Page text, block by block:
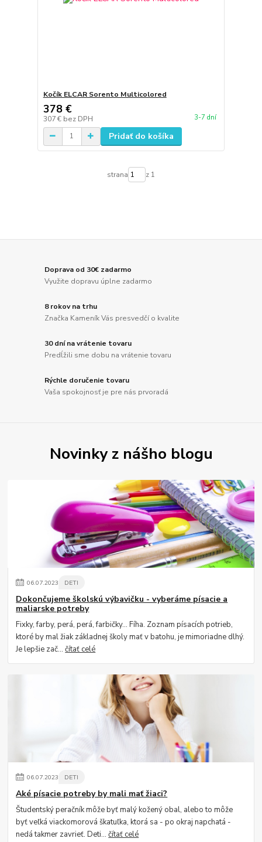
Kočík ELCAR Sorento Multicolored
378 €
307 € bez DPH 3-7 dní
Pridať do košíka
strana z 1
Doprava od 30€ zadarmo
Využite dopravu úplne zadarmo
8 rokov na trhu
Značka Kameník Vás presvedčí o kvalite
30 dní na vrátenie tovaru
Predĺžili sme dobu na vrátenie tovaru
Rýchle doručenie tovaru
Vaša spokojnosť je pre nás prvoradá
Novinky z nášho blogu
06.07.2023 DETI
Dokončujeme školskú výbavičku - vyberáme písacie a
maliarske potreby
Fixky, farby, perá, perá, farbičky... Fíha. Zoznam písacích potrieb,
ktoré by mal žiak základnej školy mať v batohu, je mimoriadne dlhý.
Je lepšie zač...čítať celé
06.07.2023 DETI
Aké písacie potreby by mali mať žiaci?
Študentský peračník môže byť malý kožený obal, alebo to môže
byť veľká viackomorová škatuľka, ktorá sa - po okraj napchatá -
nedá takmer zavrieť. Deti...čítať celé